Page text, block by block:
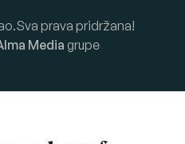
prava pridržana!
Media grupe